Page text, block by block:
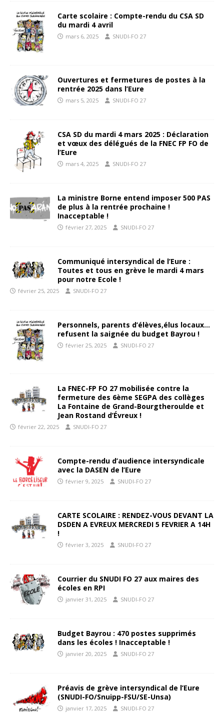
Carte scolaire : Compte-rendu du CSA SD
du mardi 4 avril
mars 6, 2025 SNUDI-FO 27
Ouvertures et fermetures de postes à la
rentrée 2025 dans l’Eure
mars 5, 2025 SNUDI-FO 27
CSA SD du mardi 4 mars 2025 : Déclaration
et vœux des délégués de la FNEC FP FO de
l’Eure
mars 4, 2025 SNUDI-FO 27
La ministre Borne entend imposer 500 PAS
de plus à la rentrée prochaine !
Inacceptable !
février 27, 2025 SNUDI-FO 27
Communiqué intersyndical de l’Eure :
Toutes et tous en grève le mardi 4 mars
pour notre Ecole !
février 25, 2025 SNUDI-FO 27
Personnels, parents d’élèves,élus locaux…
refusent la saignée du budget Bayrou !
février 25, 2025 SNUDI-FO 27
La FNEC-FP FO 27 mobilisée contre la
fermeture des 6ème SEGPA des collèges
La Fontaine de Grand-Bourgtheroulde et
Jean Rostand d’Évreux !
février 22, 2025 SNUDI-FO 27
Compte-rendu d’audience intersyndicale
avec la DASEN de l’Eure
février 9, 2025 SNUDI-FO 27
CARTE SCOLAIRE : RENDEZ-VOUS DEVANT LA
DSDEN A EVREUX MERCREDI 5 FEVRIER A 14H
!
février 3, 2025 SNUDI-FO 27
Courrier du SNUDI FO 27 aux maires des
écoles en RPI
janvier 31, 2025 SNUDI-FO 27
Budget Bayrou : 470 postes supprimés
dans les écoles ! Inacceptable !
janvier 20, 2025 SNUDI-FO 27
Préavis de grève intersyndical de l’Eure
(SNUDI-FO/Snuipp-FSU/SE-Unsa)
janvier 17, 2025 SNUDI-FO 27